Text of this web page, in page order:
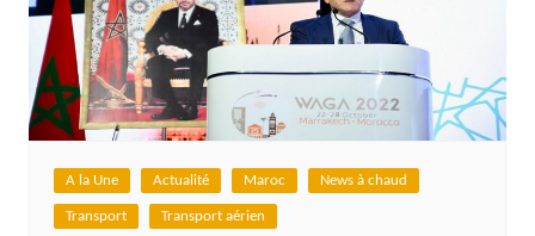
A la Une Actualité Maroc News à chaud
Transport Transport aérien